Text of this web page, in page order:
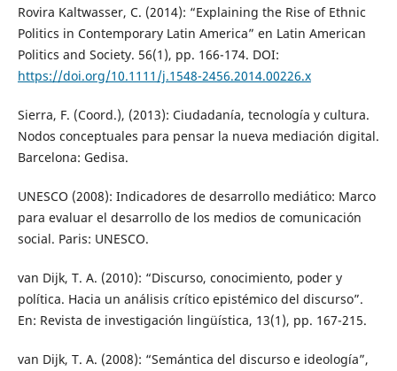
Rovira Kaltwasser, C. (2014): “Explaining the Rise of Ethnic
Politics in Contemporary Latin America” en Latin American
Politics and Society. 56(1), pp. 166-174. DOI:
https://doi.org/10.1111/j.1548-2456.2014.00226.x
Sierra, F. (Coord.), (2013): Ciudadanía, tecnología y cultura.
Nodos conceptuales para pensar la nueva mediación digital.
Barcelona: Gedisa.
UNESCO (2008): Indicadores de desarrollo mediático: Marco
para evaluar el desarrollo de los medios de comunicación
social. Paris: UNESCO.
van Dijk, T. A. (2010): “Discurso, conocimiento, poder y
política. Hacia un análisis crítico epistémico del discurso”.
En: Revista de investigación lingüística, 13(1), pp. 167-215.
van Dijk, T. A. (2008): “Semántica del discurso e ideología”,